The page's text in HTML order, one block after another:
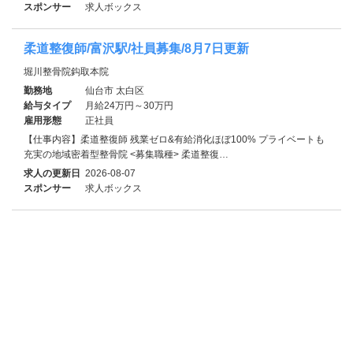
スポンサー
求人ボックス
柔道整復師/富沢駅/社員募集/8月7日更新
堀川整骨院鈎取本院
勤務地
仙台市 太白区
給与タイプ
月給24万円～30万円
雇用形態
正社員
【仕事内容】柔道整復師 残業ゼロ&有給消化ほぼ100% プライベートも
充実の地域密着型整骨院 <募集職種> 柔道整復…
求人の更新日 2026-08-07
スポンサー
求人ボックス